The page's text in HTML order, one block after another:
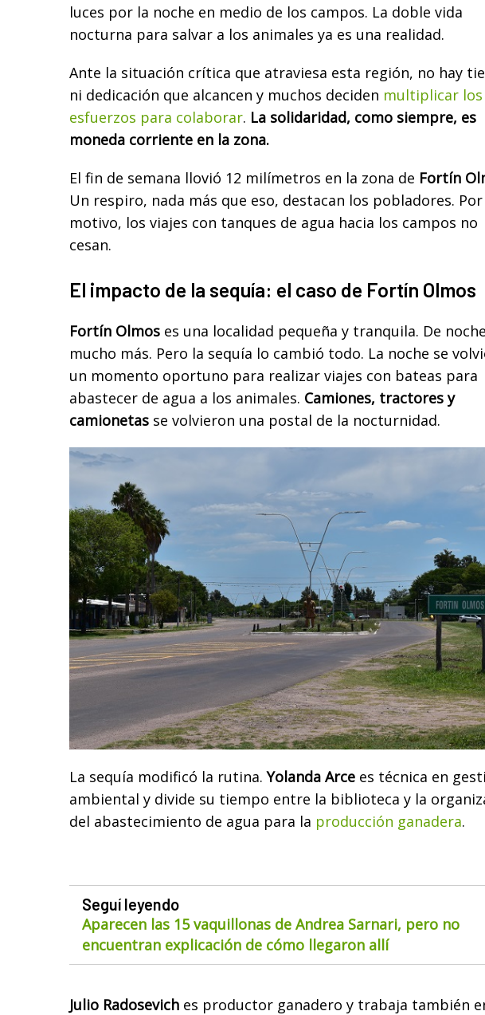
luces por la noche en medio de los campos. La doble vida
nocturna para salvar a los animales ya es una realidad.
Ante la situación crítica que atraviesa esta región, no hay
ni dedicación que alcancen y muchos deciden multiplicar los
esfuerzos para colaborar. La solidaridad, como siempre, es
moneda corriente en la zona.
El fin de semana llovió 12 milímetros en la zona de Fortín
Un respiro, nada más que eso, destacan los pobladores. Por
motivo, los viajes con tanques de agua hacia los campos no
cesan.
El impacto de la sequía: el caso de Fortín Olmos
Fortín Olmos es una localidad pequeña y tranquila. De noche
mucho más. Pero la sequía lo cambió todo. La noche se
un momento oportuno para realizar viajes con bateas para
abastecer de agua a los animales. Camiones, tractores y
camionetas se volvieron una postal de la nocturnidad.
La sequía modificó la rutina.Yolanda Arce es técnica en
ambiental y divide su tiempo entre la biblioteca y la
del abastecimiento de agua para la producción ganadera.
Seguí leyendo
Aparecen las 15 vaquillonas de Andrea Sarnari, pero no
encuentran explicación de cómo llegaron allí
Julio Radosevich es productor ganadero y trabaja también